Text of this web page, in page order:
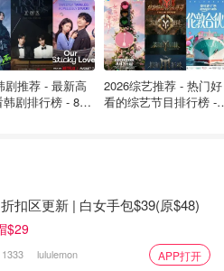
。肯定换季容易干得龟裂，泛红
也很感人。这罐保湿霜就是开
剧推荐 - 最新高
韩剧排行榜 - 8月
2026综艺推荐 - 热门好
看的综艺节目排行榜 -
扣区更新 | 白女手包$39(原$48)
$29
1333 lululemon APP打开